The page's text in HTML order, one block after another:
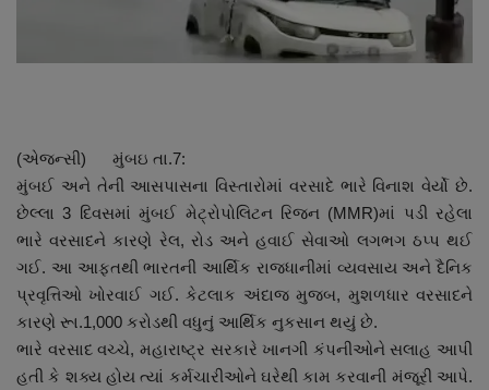
ગુજરાત
Support US
બજારના સમાચાર
નાણાંકીય સમાચાર
સ્થાનિક સમાચાર
(એજન્સી) મુંબઇ તા.7:
મુંબઈ અને તેની આસપાસના વિસ્તારોમાં વરસાદે ભારે વિનાશ વેર્યો છે.
છેલ્લા 3 દિવસમાં મુંબઈ મેટ્રોપોલિટન રિજન (MMR)માં પડી રહેલા
ભારે વરસાદને કારણે રેલ, રોડ અને હવાઈ સેવાઓ લગભગ ઠપ્પ થઈ
ગઈ. આ આફતથી ભારતની આર્થિક રાજધાનીમાં વ્યવસાય અને દૈનિક
પ્રવૃત્તિઓ ખોરવાઈ ગઈ. કેટલાક અંદાજ મુજબ, મુશળધાર વરસાદને
કારણે રૂા.1,000 કરોડથી વધુનું આર્થિક નુકસાન થયું છે.
ભારે વરસાદ વચ્ચે, મહારાષ્ટ્ર સરકારે ખાનગી કંપનીઓને સલાહ આપી
હતી કે શક્ય હોય ત્યાં કર્મચારીઓને ઘરેથી કામ કરવાની મંજૂરી આપે.